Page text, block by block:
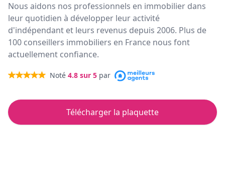
Nous aidons nos professionnels en immobilier dans
leur quotidien à développer leur activité
d'indépendant et leurs revenus depuis 2006. Plus de
100 conseillers immobiliers en France nous font
actuellement confiance.
Noté 4.8 sur 5 par
Télécharger la plaquette